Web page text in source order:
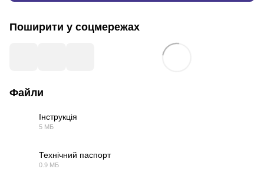
Поширити у соцмережах
Файли
Інструкція
5 МБ
Технічний паспорт
0.9 МБ